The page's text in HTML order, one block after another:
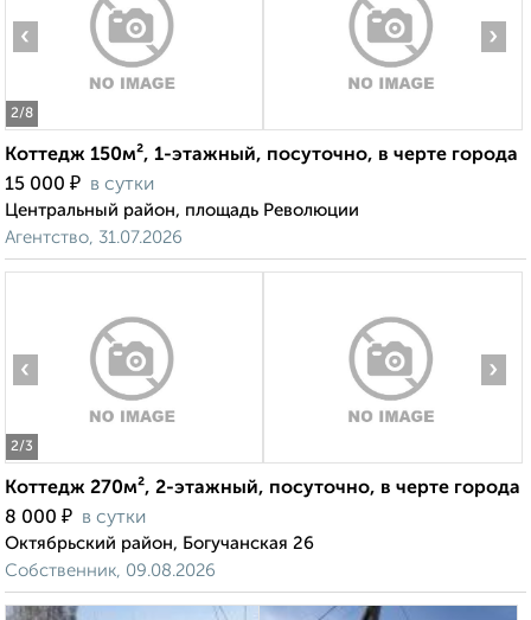
2/8
‹ ›
Коттедж 150м², 1-этажный, посуточно, в черте города
15 000 ₽ в сутки
Центральный район, площадь Революции
Агентство, 31.07.2026
2/3
‹ ›
Коттедж 270м², 2-этажный, посуточно, в черте города
8 000 ₽ в сутки
Октябрьский район, Богучанская 26
Собственник, 09.08.2026